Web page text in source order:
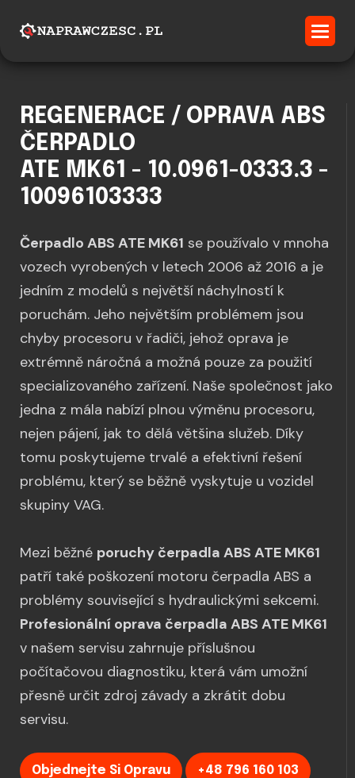
REGENERACE / OPRAVA ABS
ČERPADLO
ATE MK61 - 10.0961-0333.3 -
10096103333
Čerpadlo ABS ATE MK61 se používalo v mnoha
vozech vyrobených v letech 2006 až 2016 a je
jedním z modelů s největší náchylností k
poruchám. Jeho největším problémem jsou
chyby procesoru v řadiči, jehož oprava je
extrémně náročná a možná pouze za použití
specializovaného zařízení. Naše společnost jako
jedna z mála nabízí plnou výměnu procesoru,
nejen pájení, jak to dělá většina služeb. Díky
tomu poskytujeme trvalé a efektivní řešení
problému, který se běžně vyskytuje u vozidel
skupiny VAG.
Mezi běžné poruchy čerpadla ABS ATE MK61
patří také poškození motoru čerpadla ABS a
problémy související s hydraulickými sekcemi.
Profesionální oprava čerpadla ABS ATE MK61
v našem servisu zahrnuje příslušnou
počítačovou diagnostiku, která vám umožní
přesně určit zdroj závady a zkrátit dobu
servisu.
Objednejte Si Opravu +48 796 160 103